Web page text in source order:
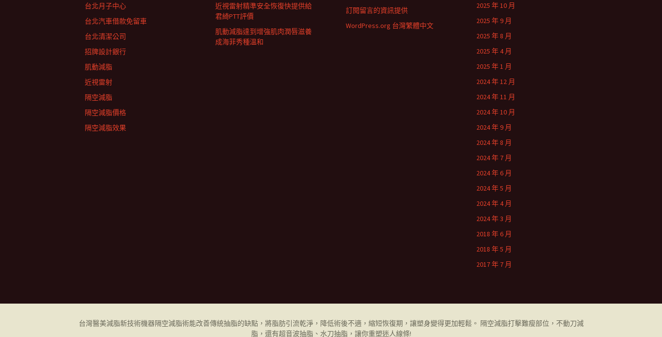
近視雷射精準安全恢復快提供給
君綺PTT評價
肌動減脂達到增強肌肉潤唇滋養
成海菲秀種溫和
2025 年 10 月
2025 年 9 月
2025 年 8 月
2025 年 4 月
2025 年 1 月
2024 年 12 月
2024 年 11 月
2024 年 10 月
2024 年 9 月
2024 年 8 月
2024 年 7 月
2024 年 6 月
2024 年 5 月
2024 年 4 月
2024 年 3 月
2018 年 6 月
2018 年 5 月
2017 年 7 月
台北月子中心
台北汽車借款免留車
台北清潔公司
招牌設計銀行
肌動減脂
近視雷射
隔空減脂
隔空減脂價格
隔空減脂效果
訂閱留言的資訊提供
WordPress.org 台灣繁體中文
台灣醫美減脂新技術機器隔空減脂術能改善傳統抽脂的缺點，將脂肪引流乾淨，降低術後不適，縮短恢復期，讓塑身變得更加輕鬆。 隔空減脂打擊難瘦部位，不動刀減
脂，還有超音波抽脂、水刀抽脂，讓你重塑迷人線條!